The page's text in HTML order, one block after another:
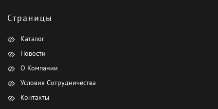
Страницы
Каталог
Новости
О Компании
Условия Сотрудничества
Контакты